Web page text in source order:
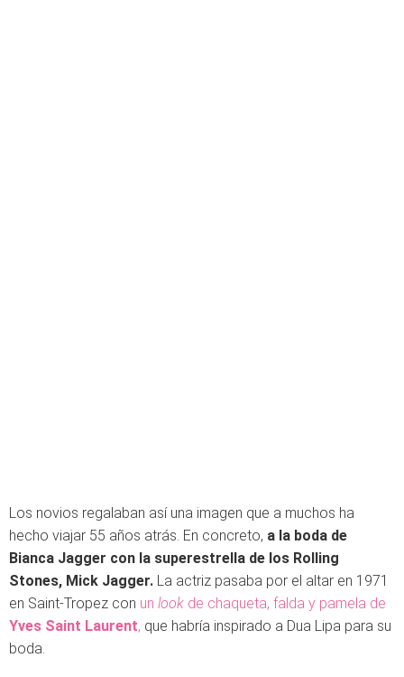
Los novios regalaban así una imagen que a muchos ha
hecho viajar 55 años atrás. En concreto, a la boda de
Bianca Jagger con la superestrella de los Rolling
Stones, Mick Jagger. La actriz pasaba por el altar en 1971
en Saint-Tropez con un look de chaqueta, falda y pamela de
Yves Saint Laurent, que habría inspirado a Dua Lipa para su
boda.